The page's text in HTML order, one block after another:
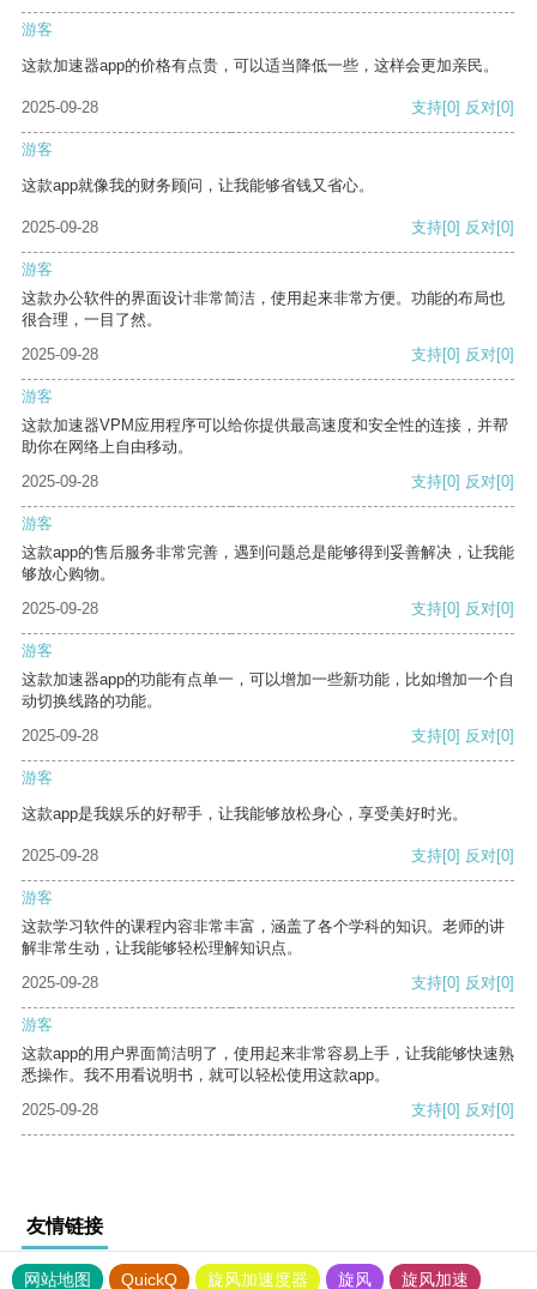
游客
这款加速器app的价格有点贵，可以适当降低一些，这样会更加亲民。
2025-09-28 支持[0] 反对[0]
游客
这款app就像我的财务顾问，让我能够省钱又省心。
2025-09-28 支持[0] 反对[0]
游客
这款办公软件的界面设计非常简洁，使用起来非常方便。功能的布局也
很合理，一目了然。
2025-09-28
支持[0] 反对[0]
游客
这款加速器VPM应用程序可以给你提供最高速度和安全性的连接，并帮
助你在网络上自由移动。
2025-09-28
支持[0] 反对[0]
游客
这款app的售后服务非常完善，遇到问题总是能够得到妥善解决，让我能
够放心购物。
2025-09-28
支持[0] 反对[0]
游客
这款加速器app的功能有点单一，可以增加一些新功能，比如增加一个自
动切换线路的功能。
2025-09-28
支持[0] 反对[0]
游客
这款app是我娱乐的好帮手，让我能够放松身心，享受美好时光。
2025-09-28 支持[0] 反对[0]
游客
这款学习软件的课程内容非常丰富，涵盖了各个学科的知识。老师的讲
解非常生动，让我能够轻松理解知识点。
2025-09-28
支持[0] 反对[0]
游客
这款app的用户界面简洁明了，使用起来非常容易上手，让我能够快速熟
悉操作。我不用看说明书，就可以轻松使用这款app。
2025-09-28
支持[0] 反对[0]
友情链接
网站地图 QuickQ 旋风加速度器 旋风 旋风加速